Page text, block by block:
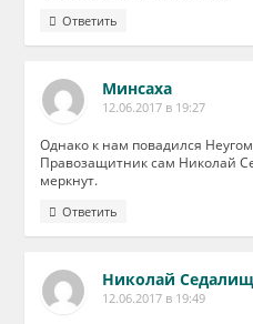
Ответить
Минсаха
12.06.2017 в 19:27
Однако к нам повадился
Правозащитник сам Николай
меркнут.
Ответить
Николай
12.06.2017 в 19:49